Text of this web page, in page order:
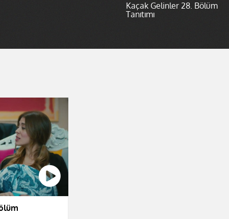
Kaçak Gelinler 28. Bölüm
Tanıtımı